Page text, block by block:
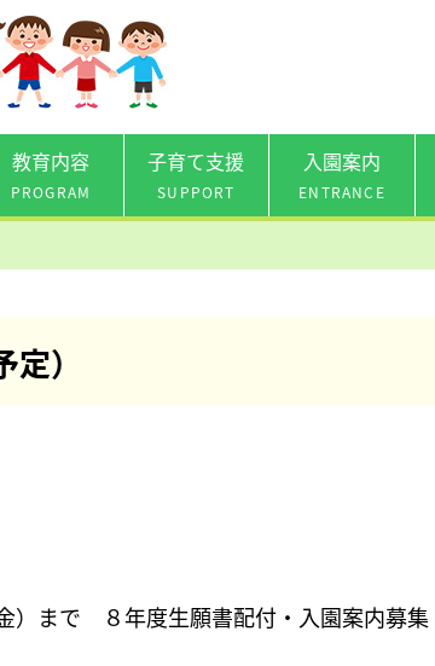
教育内容
PROGRAM
子育て支援
SUPPORT
入園案内
ENTRANCE
）
）まで ８年度生願書配付・入園案内募集